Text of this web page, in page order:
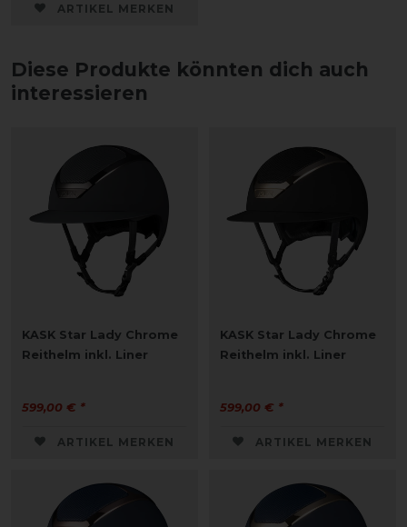
ARTIKEL MERKEN
Diese Produkte könnten dich auch
interessieren
KASK Star Lady Chrome
Reithelm inkl. Liner
599,00 € *
ARTIKEL MERKEN
KASK Star Lady Chrome
Reithelm inkl. Liner
599,00 € *
ARTIKEL MERKEN